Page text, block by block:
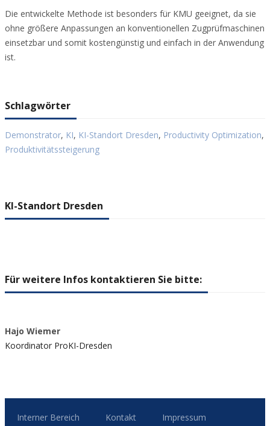
Die entwickelte Methode ist besonders für KMU geeignet, da sie
ohne größere Anpassungen an konventionellen Zugprüfmaschinen
einsetzbar und somit kostengünstig und einfach in der Anwendung
ist.
Schlagwörter
Demonstrator, KI, KI-Standort Dresden, Productivity Optimization,
Produktivitätssteigerung
KI-Standort Dresden
Für weitere Infos kontaktieren Sie bitte:
Hajo Wiemer
Koordinator ProKI-Dresden
Interner Bereich Kontakt Impressum